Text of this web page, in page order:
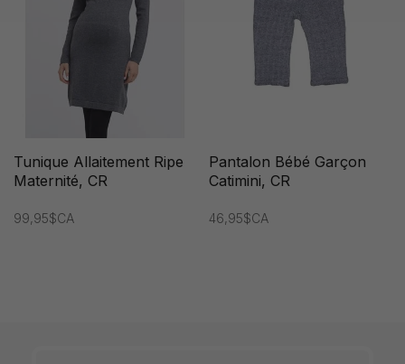
Tunique Allaitement Ripe
Maternité, CR
99,95$CA
Pantalon Bébé Garçon
Catimini, CR
46,95$CA